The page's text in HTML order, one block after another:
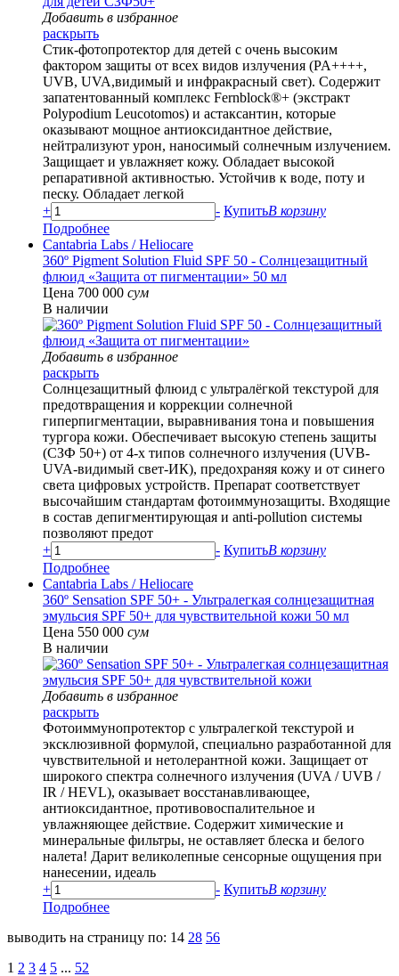
Добавить в избранное
раскрыть
Стик-фотопротектор для детей с очень высоким
фактором защиты от всех видов излучения (PA++++,
UVB, UVA,видимый и инфракрасный свет). Содержит
запатентованный комплекс Fernblock®+ (экстракт
Polypodium Leucotomos) и астаксантин, которые
оказывают мощное антиоксидантное действие,
нейтрализуют урон, наносимый солнечным излучением.
Защищает и увлажняет кожу. Обладает высокой
репаративной активностью. Устойчив к воде, поту и
песку. Обладает легкой
+
- КупитьВ корзину
Подробнее
Cantabria Labs / Heliocare
360º Pigment Solution Fluid SPF 50 - Солнцезащитный
флюид «Защита от пигментации» 50 мл
Цена 700 000 сум
В наличии
Добавить в избранное
раскрыть
Солнцезащитный флюид с ультралёгкой текстурой для
предотвращения и коррекции солнечной
гиперпигментации, выравнивания тона и повышения
тургора кожи. Обеспечивает высокую степень защиты
(СЗФ 50+) от 4-х типов солнечного излучения (UVB-
UVA-видимый свет-ИК), предохраняя кожу и от синего
света цифровых устройств. Препарат соответствует
высочайшим стандартам фотоиммунозащиты. Входящие
в состав депигментирующая и anti-pollution системы
позволяют предот
+
- КупитьВ корзину
Подробнее
Cantabria Labs / Heliocare
360º Sensation SPF 50+ - Ультралегкая солнцезащитная
эмульсия SPF 50+ для чувствительной кожи 50 мл
Цена 550 000 сум
В наличии
Добавить в избранное
раскрыть
Фотоиммунопротектор с ультралегкой текстурой и
эксклюзивной формулой, специально разработанной для
чувствительной и нетолерантной кожи. Защищает от
широкого спектра солнечного излучения (UVA / UVB /
IR / HEVL), оказывает восстанавливающее,
антиоксидантное, противовоспалительное и
увлажняющее действие. Содержит химические и
минеральные фильтры, не оставляет блеска и белого
налета! Дарит великолепные сенсорные ощущения при
нанесении, идеаль
+
- КупитьВ корзину
Подробнее
выводить на страницу по: 14 28 56
1 2 3 4 5 ... 52